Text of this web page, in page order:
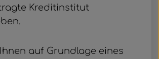
Kreditinstitut
auf Grundlage eines